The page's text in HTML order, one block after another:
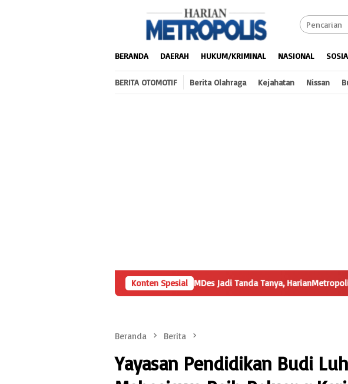
BERANDA DAERAH HUKUM/KRIMINAL NASIONAL
BERITA OTOMOTIF Berita Olahraga Kejahatan Nissan
Konten Spesial
Angka Penyertaan Modal BUMDes Jadi Tanda Tanya, HarianMetropolis.com Telusuri
Beranda Berita
Yayasan Pendidikan Budi